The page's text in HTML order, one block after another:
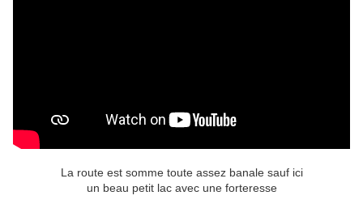
La route est somme toute assez banale sauf ici
un beau petit lac avec une forteresse